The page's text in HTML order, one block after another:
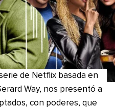
de Netflix basada en
Way, nos presentó a
con poderes, que